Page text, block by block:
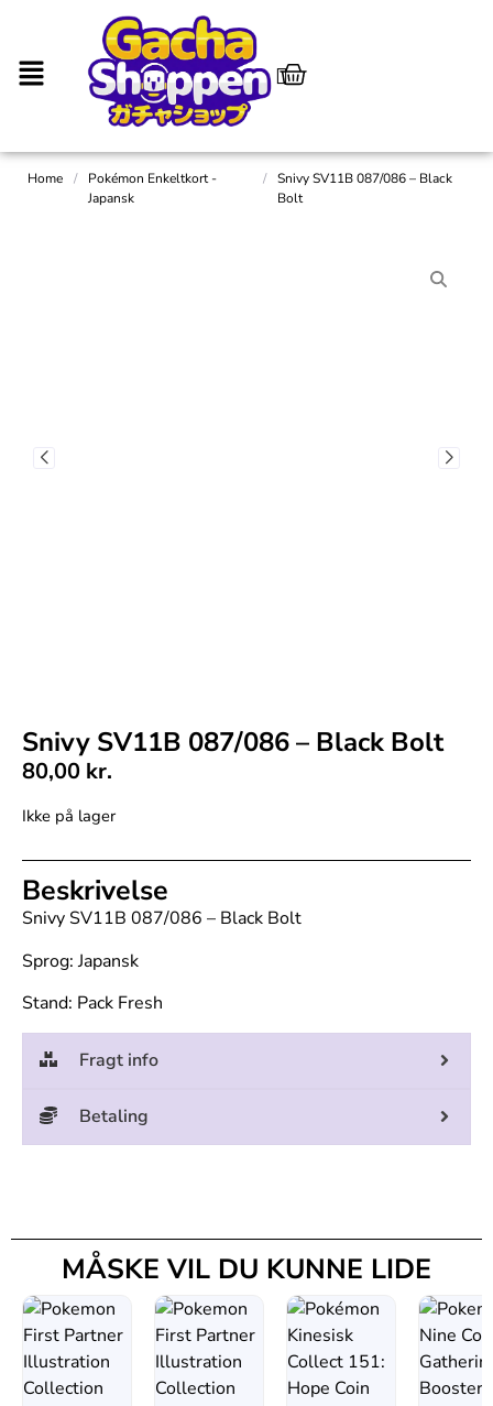
Home /
Pokémon Enkeltkort -
Japansk
/
Snivy SV11B 087/086 – Black
Bolt
Snivy SV11B 087/086 – Black Bolt
80,00 kr.
Ikke på lager
Beskrivelse
Snivy SV11B 087/086 – Black Bolt
Sprog: Japansk
Stand: Pack Fresh
Fragt info
Betaling
MÅSKE VIL DU KUNNE LIDE